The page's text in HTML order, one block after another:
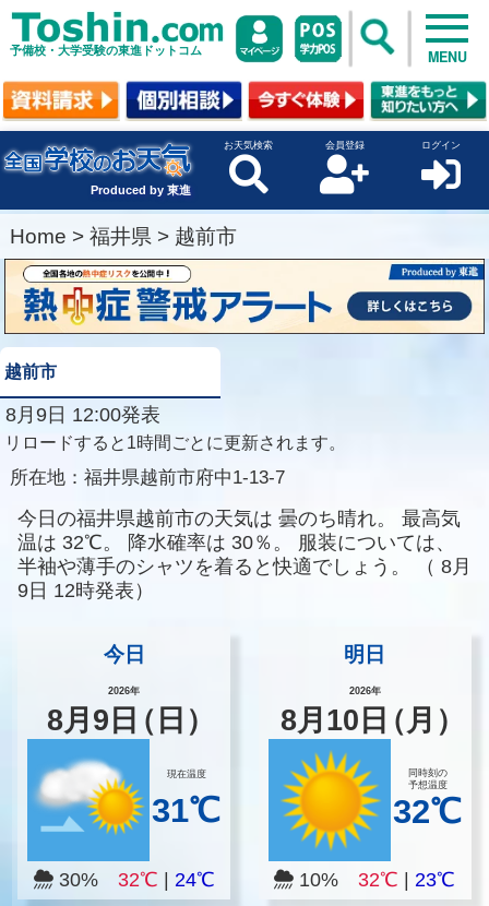
予備校・大学受験の東進ドットコム MENU
Produced by 東進
お天気検索 会員登録 ログイン
Home > 福井県 > 越前市
越前市
8月9日 12:00発表
リロードすると1時間ごとに更新されます。
所在地： 福井県越前市府中1-13-7
今日の福井県越前市の天気は 曇のち晴れ。
最高気
温は 32℃。 降水確率は 30％。
服装については、
半袖や薄手のシャツを着ると快適でしょう。
（ 8月
9日 12時発表）
今日
2026年
8月 9 日（日）
現在温度
31℃
30% 32℃ 24℃
明日
2026年
8月 10 日（月）
同時刻の
予想温度
32℃
10%32℃ |23℃